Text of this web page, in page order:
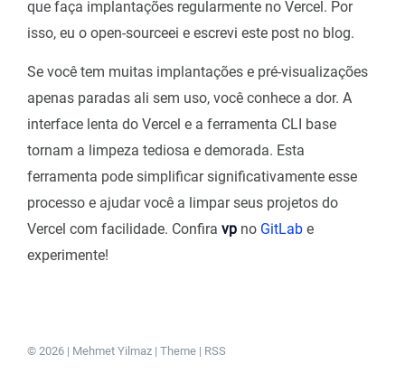
que faça implantações regularmente no Vercel. Por
isso, eu o open-sourceei e escrevi este post no blog.
Se você tem muitas implantações e pré-visualizações
apenas paradas ali sem uso, você conhece a dor. A
interface lenta do Vercel e a ferramenta CLI base
tornam a limpeza tediosa e demorada. Esta
ferramenta pode simplificar significativamente esse
processo e ajudar você a limpar seus projetos do
Vercel com facilidade. Confira vp no GitLab e
experimente!
© 2026 | Mehmet Yilmaz | Theme | RSS